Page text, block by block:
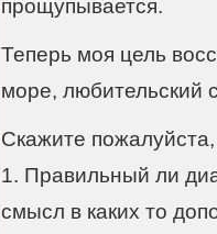
прощупывается.
Теперь моя цель
море, любительский
Скажите
1. Правильный ли
смысл в каких то